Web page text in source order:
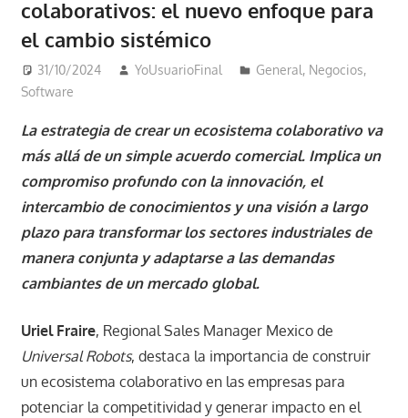
colaborativos: el nuevo enfoque para
el cambio sistémico
31/10/2024 YoUsuarioFinal General, Negocios,
Software
La estrategia de crear un ecosistema colaborativo va
más allá de un simple acuerdo comercial. Implica un
compromiso profundo con la innovación, el
intercambio de conocimientos y una visión a largo
plazo para transformar los sectores industriales de
manera conjunta y adaptarse a las demandas
cambiantes de un mercado global.
Uriel Fraire, Regional Sales Manager Mexico de
Universal Robots, destaca la importancia de construir
un ecosistema colaborativo en las empresas para
potenciar la competitividad y generar impacto en el